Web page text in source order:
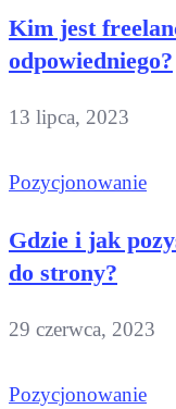
Kim jest
odpowiedniego?
13 lipca, 2023
Pozycjonowanie
Gdzie i jak
do strony?
29 czerwca, 2023
Pozycjonowanie